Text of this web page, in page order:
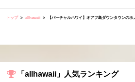
トップ allhawaii 【バーチャルハワイ】オアフ島ダウンタウンの
「allhawaii」人気ランキング